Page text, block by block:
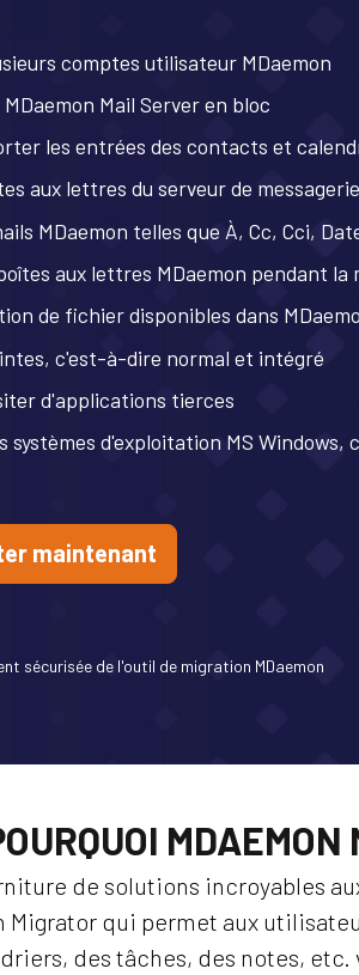
comptes utilisateur MDaemon
Mail Server en bloc
les entrées des contacts et
aux lettres du serveur de
MDaemon telles que À, Cc, Cci,
aux lettres MDaemon pendant la
de fichier disponibles dans
c'est-à-dire normal et intégré
d'applications tierces
d'exploitation MS Windows,
maintenant
sécurisée de l'outil de migration MDaemon
MDAEMON
de solutions incroyables
qui permet aux
des tâches, des notes,